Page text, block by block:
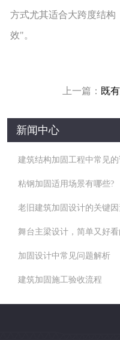
方式尤其适合大跨度结
效"。
上一篇： 既
新闻中心
建筑结构加固工程中常见
粘钢加固适用场景有哪些?
老旧建筑加固设计的关键
舞台主梁设计，简单又好
加固设计中常见问题解析
建筑加固施工验收流程